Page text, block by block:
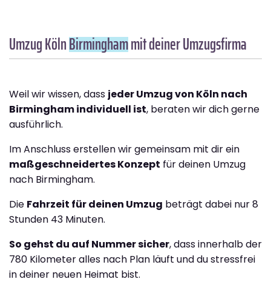
Umzug KölnBirminghammit deiner Umzugsfirma
Weil wir wissen, dass jeder Umzug von Köln nach
Birmingham individuell ist, beraten wir dich gerne
ausführlich.
Im Anschluss erstellen wir gemeinsam mit dir ein
maßgeschneidertes Konzept für deinen Umzug
nach Birmingham.
Die Fahrzeit für deinen Umzug beträgt dabei nur 8
Stunden 43 Minuten.
So gehst du auf Nummer sicher, dass innerhalb der
780 Kilometer alles nach Plan läuft und du stressfrei
in deiner neuen Heimat bist.